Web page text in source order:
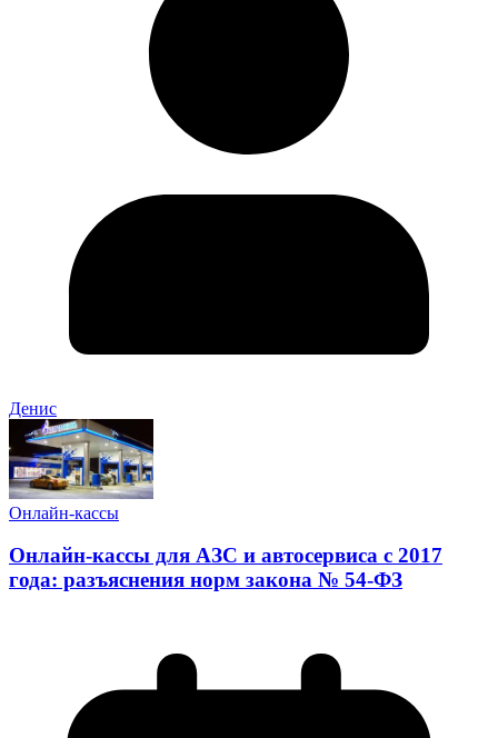
Денис
Онлайн-кассы
Онлайн-кассы для АЗС и автосервиса с 2017
года: разъяснения норм закона № 54-ФЗ